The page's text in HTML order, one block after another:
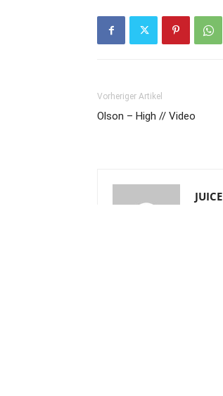
Vorheriger Artikel
Olson – High // Video
JUICE